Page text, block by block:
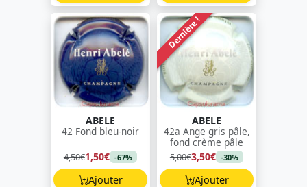
ABELE
42 Fond bleu-noir
4,50€1,50€ -67%
Ajouter
Dernière !
ABELE
42a Ange gris pâle,
fond crème pâle
5,00€3,50€ -30%
Ajouter